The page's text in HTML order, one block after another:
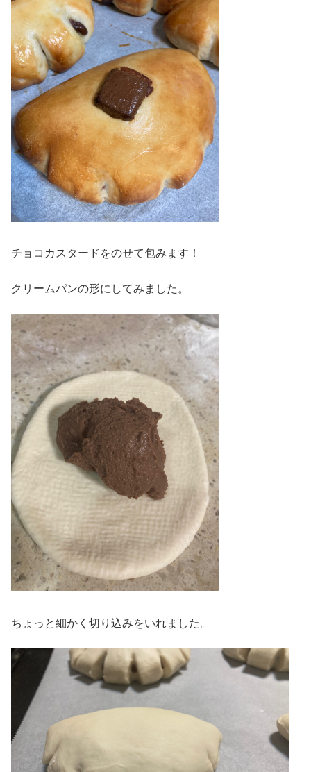
チョコカスタードをのせて包みます！
クリームパンの形にしてみました。
ちょっと細かく切り込みをいれました。